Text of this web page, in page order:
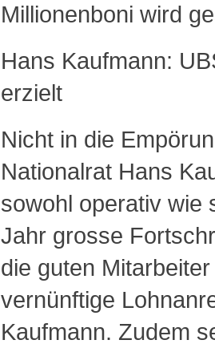
Millionenboni wird
Hans Kaufmann:
erzielt
Nicht in die
Nationalrat Hans
sowohl operativ wie
Jahr grosse
die guten
vernünftige
Kaufmann. Zudem